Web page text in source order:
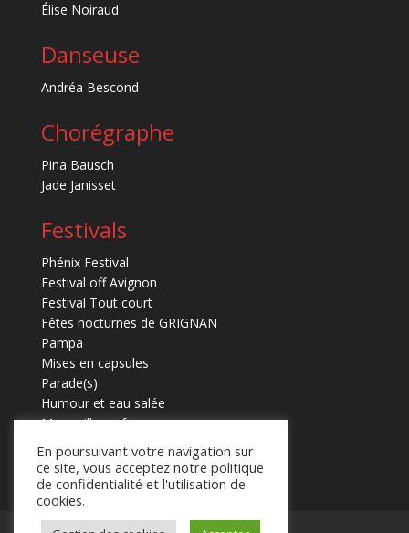
Élise Noiraud
Danseuse
Andréa Bescond
Chorégraphe
Pina Bausch
Jade Janisset
Festivals
Phénix Festival
Festival off Avignon
Festival Tout court
Fêtes nocturnes de GRIGNAN
Pampa
Mises en capsules
Parade(s)
Humour et eau salée
Marmaille en fugues
En poursuivant votre navigation sur
ce site, vous acceptez notre politique
de confidentialité et l'utilisation de
cookies.